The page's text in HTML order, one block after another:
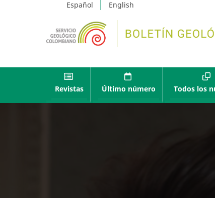
Español English
Revistas Último número Todos los